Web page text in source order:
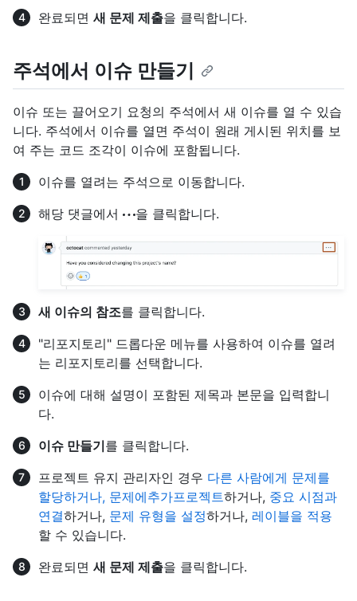
완료되면 새 문제 제출을 클릭합니다.
주석에서 이슈 만들기
이슈 또는 끌어오기 요청의 주석에서 새 이슈를 열 수 있습
니다. 주석에서 이슈를 열면 주석이 원래 게시된 위치를 보
여 주는 코드 조각이 이슈에 포함됩니다.
이슈를 열려는 주석으로 이동합니다.
해당 댓글에서
을 클릭합니다.
새 이슈의 참조를 클릭합니다.
"리포지토리" 드롭다운 메뉴를 사용하여 이슈를 열려
는 리포지토리를 선택합니다.
이슈에 대해 설명이 포함된 제목과 본문을 입력합니
다.
이슈 만들기를 클릭합니다.
프로젝트 유지 관리자인 경우 다른 사람에게 문제를
할당하거나, 문제에추가프로젝트하거나, 중요 시점과
연결하거나, 문제 유형을 설정하거나, 레이블을 적용
할 수 있습니다.
완료되면 새 문제 제출을 클릭합니다.